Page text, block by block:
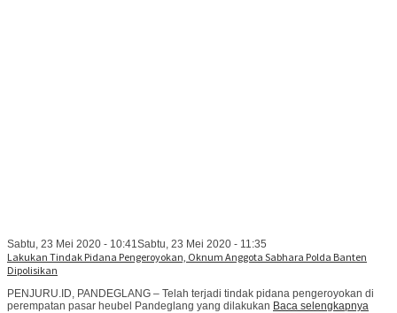
Sabtu, 23 Mei 2020 - 10:41Sabtu, 23 Mei 2020 - 11:35
Lakukan Tindak Pidana Pengeroyokan, Oknum Anggota Sabhara Polda Banten
Dipolisikan
PENJURU.ID, PANDEGLANG – Telah terjadi tindak pidana pengeroyokan di
perempatan pasar heubel Pandeglang yang dilakukan Baca selengkapnya